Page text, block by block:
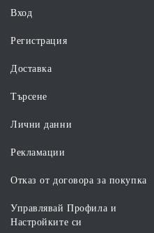
Вход
Регистрация
Доставка
Търсене
Лични данни
Рекламации
Отказ от договора за покупка
Управлявай Профила и
Настройките си